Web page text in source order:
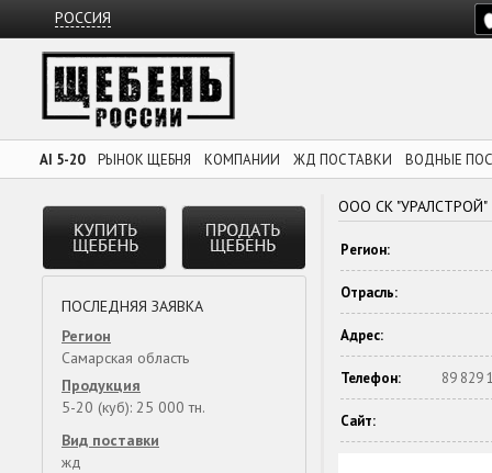
РОССИЯ
AI 5-20 РЫНОК ЩЕБНЯ КОМПАНИИ ЖД ПОСТАВКИ ВОДНЫЕ
ПОСЛЕДНЯЯ ЗАЯВКА
Регион
Самарская область
Продукция
5-20 (куб): 25 000 тн.
Вид поставки
жд
ООО СК "УРАЛСТРОЙ"
Регион:
Отрасль:
Адрес:
Телефон: 89 829
Сайт: